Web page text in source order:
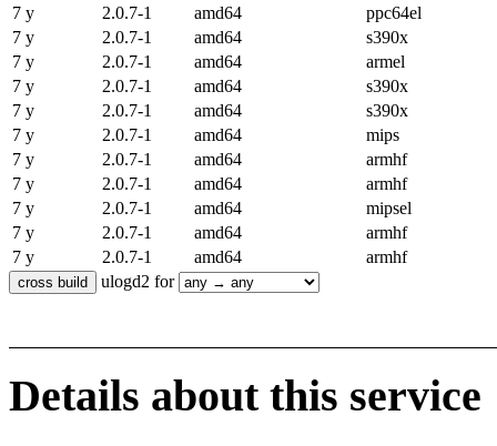
7 y
2.0.7-1 amd64
ppc64el
7 y
2.0.7-1 amd64
s390x
7 y
2.0.7-1 amd64
armel
7 y
2.0.7-1 amd64
s390x
7 y
2.0.7-1 amd64
s390x
7 y
2.0.7-1 amd64
mips
7 y
2.0.7-1 amd64
armhf
7 y
2.0.7-1 amd64
armhf
7 y
2.0.7-1 amd64
mipsel
7 y
2.0.7-1 amd64
armhf
7 y
2.0.7-1 amd64
armhf
ulogd2 for
Details about this service